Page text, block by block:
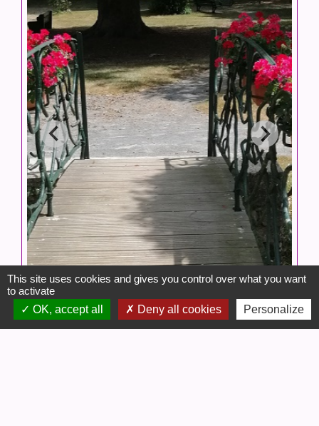
This site uses cookies and gives you control over what you want
to activate
OK, accept all
Deny all cookies Personalize